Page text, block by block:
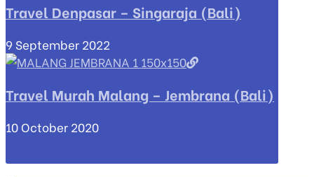
Travel Denpasar – Singaraja (Bali)
9 September 2022
Travel Murah Malang – Jembrana (Bali)
10 October 2020